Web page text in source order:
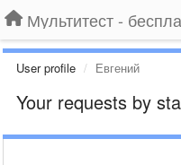
User profile Евгений
Your requests by